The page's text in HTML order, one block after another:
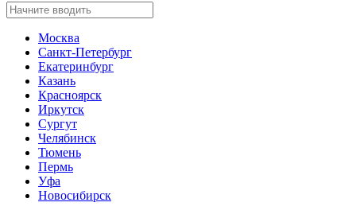
Москва
Санкт-Петербург
Екатеринбург
Казань
Красноярск
Иркутск
Сургут
Челябинск
Тюмень
Пермь
Уфа
Новосибирск